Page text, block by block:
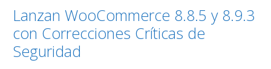
Lanzan WooCommerce 8.8.5 y 8.9.3
con Correcciones Críticas de
Seguridad